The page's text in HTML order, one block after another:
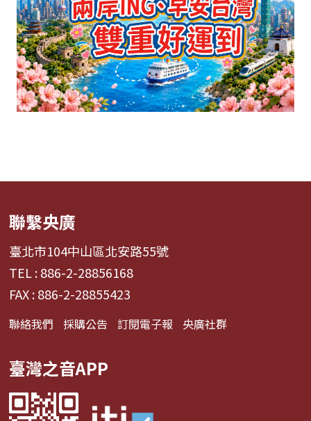
聯繫央廣
臺北市104中山區北安路55號
TEL : 886-2-28856168
FAX : 886-2-28855423
聯絡我們 採購公告 訂閱電子報 央廣社群
臺灣之音APP